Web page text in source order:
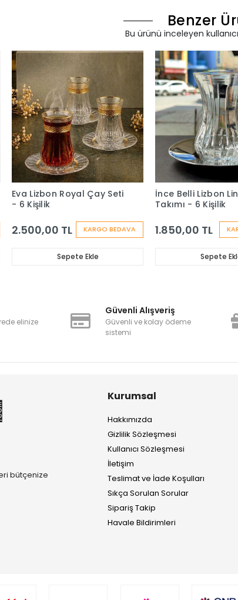
Benzer
Bu ürünü inceleyen
KARGO BEDAVA
Eva Lizbon Royal Çay Seti
- 6 Kişilik
2.500,00 TL
Sepete Ekle
İnce Belli Lizbon
Takımı - 6 Kişilik
1.850,00 TL
Sepete
elinize
Güvenli Alışveriş
Güvenli ve kolay ödeme
sistemi
bütçenize
Kurumsal
Hakkımızda
Gizlilik Sözleşmesi
Kullanıcı Sözleşmesi
İletişim
Teslimat ve İade Koşulları
Sıkça Sorulan Sorular
Sipariş Takip
Havale Bildirimleri